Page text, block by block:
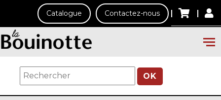
Catalogue Contactez-nous
OK